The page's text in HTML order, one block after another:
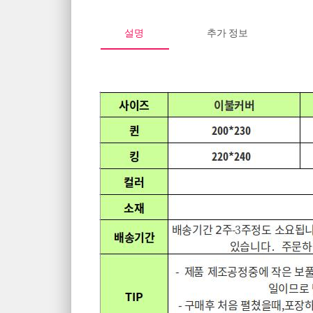
설명 추가 정보